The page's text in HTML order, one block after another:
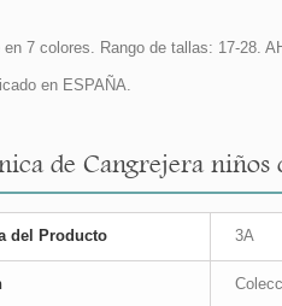
en 7 colores. Rango de tallas: 17-28.
en ESPAÑA.
de Cangrejera niños
del Producto 3A